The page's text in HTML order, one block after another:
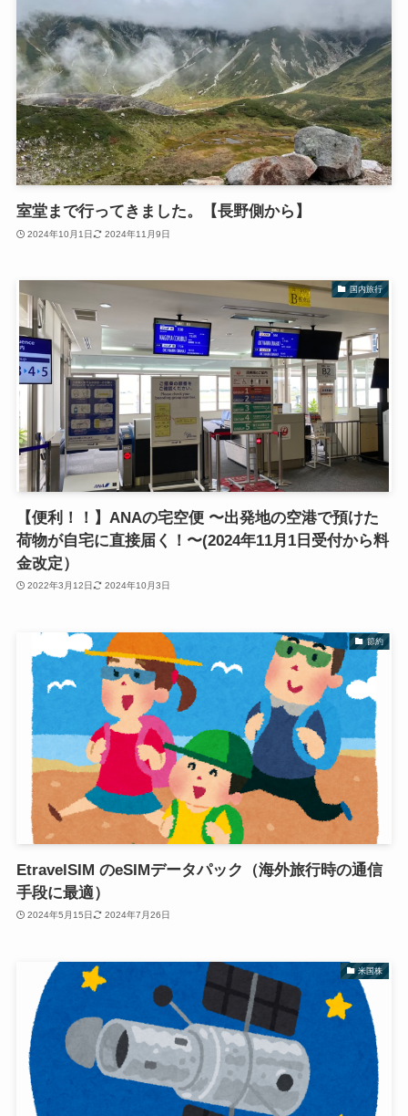
室堂まで行ってきました。【長野側から】
2024年10月1日 2024年11月9日
国内旅行
【便利！！】ANAの宅空便 〜出発地の空港で預けた
荷物が自宅に直接届く！〜(2024年11月1日受付から料
金改定）
2022年3月12日 2024年10月3日
節約
EtravelSIM のeSIMデータパック（海外旅行時の通信
手段に最適）
2024年5月15日 2024年7月26日
米国株